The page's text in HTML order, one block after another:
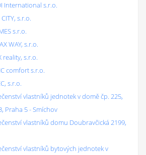
International s.r.o.
CITY, s.r.o.
s.r.o.
WAY, s.r.o.
reality, s.r.o.
comfort s.r.o.
s.r.o.
vlastníků jednotek v domě čp. 225,
Praha 5 - Smíchov
vlastníků domu Doubravčická 2199,
vlastníků bytových jednotek v